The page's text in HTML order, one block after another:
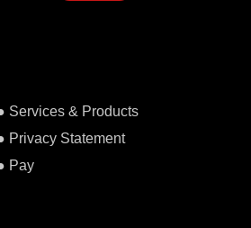
Services & Products
Privacy Statement
Pay